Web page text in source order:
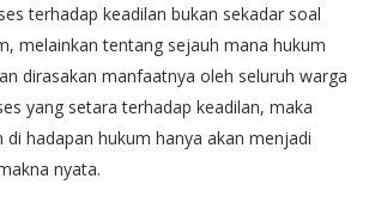
terhadap keadilan bukan sekadar soal
melainkan tentang sejauh mana hukum
dirasakan manfaatnya oleh seluruh warga
yang setara terhadap keadilan, maka
di hadapan hukum hanya akan menjadi
nyata.